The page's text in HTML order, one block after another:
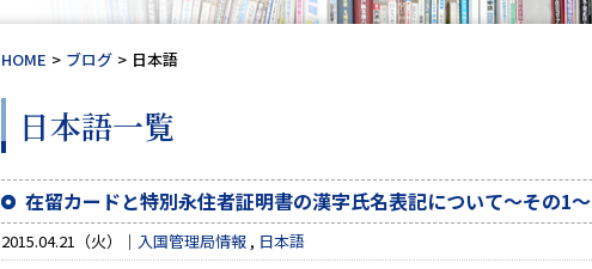
HOME ブログ 日本語
日本語一覧
在留カードと特別永住者証明書の漢字氏名表記について～その1～
2015.04.21（火） 入国管理局情報 , 日本語